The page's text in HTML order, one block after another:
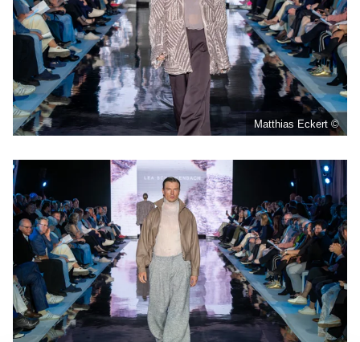
Matthias Eckert ©